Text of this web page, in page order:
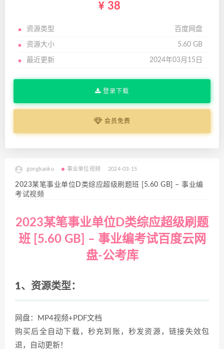
38
资源类型 百度网盘
资源大小 5.60 GB
最近更新 2024年03月15日
登录下载
会员免费
gongkaoku 事业单位视频 2024-03-15
2023某笔事业单位D类综应超级刷题班 [5.60 GB] – 事业编
考试视频
2023某笔事业单位D类综应超级刷题
班 [5.60 GB] – 事业编考试百度云网
盘-公考库
1、资源类型：
网盘：MP4视频+PDF文档
购买后全自动下载，秒充到账，秒发资源，链接失效包
退，自动更新！